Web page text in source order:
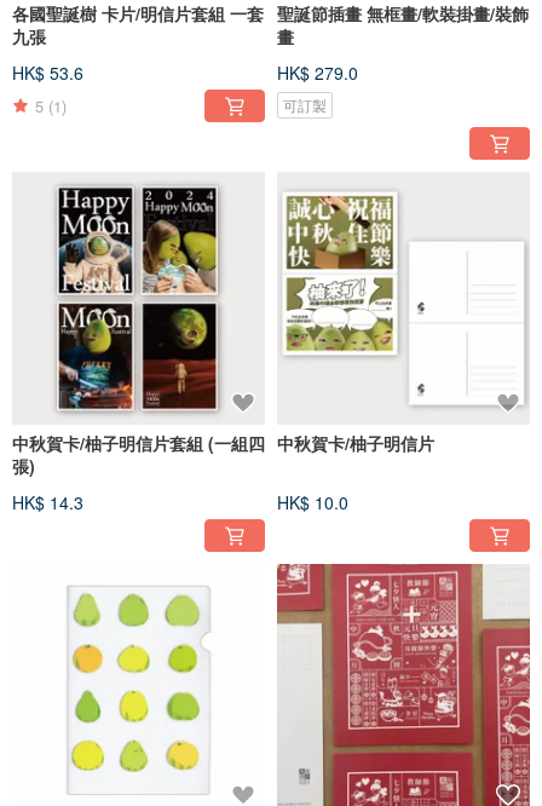
各國聖誕樹 卡片/明信片套組 一套
九張
HK$ 53.6
5 (1)
聖誕節插畫 無框畫/軟裝掛畫/裝飾
畫
HK$ 279.0
可訂製
中秋賀卡/柚子明信片套組 (一組四
張)
HK$ 14.3
中秋賀卡/柚子明信片
HK$ 10.0